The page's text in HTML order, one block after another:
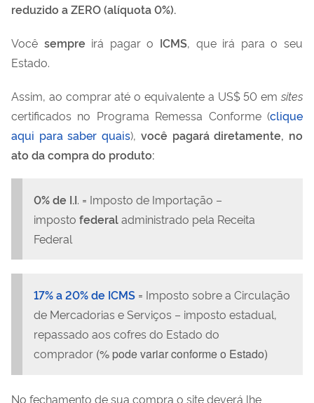
reduzido a ZERO (alíquota 0%).
Você sempre irá pagar o ICMS, que irá para o seu
Estado.
Assim, ao comprar até o equivalente a US$ 50 em sites
certificados no Programa Remessa Conforme (clique
aqui para saber quais), você pagará diretamente, no
ato da compra do produto:
0% de I.I. = Imposto de Importação –
imposto federaladministrado pela Receita
Federal
17% a 20% de ICMS = Imposto sobre a Circulação
de Mercadorias e Serviços – imposto estadual,
repassado aos cofres do Estado do
comprador (% pode variar conforme o Estado)
No fechamento de sua compra o site deverá lhe